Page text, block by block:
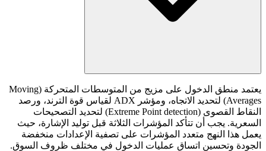
يعتمد منطق الدخول على مزيج من المتوسطات المتحركة (Moving
Averages) لتحديد الاتجاه، ومؤشر ADX لقياس قوة الترند، ورصد
النقاط القصوى (Extreme Point detection) لتحديد التصحيحات
السعرية. يجب أن تتأكد المؤشرات الثلاثة قبل توليد الإشارة، حيث
يعمل هذا النهج متعدد المؤشرات على تصفية الإعدادات منخفضة
الجودة وتحسين اتساق عمليات الدخول في مختلف ظروف السوق.